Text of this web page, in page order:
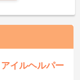
アイルヘルパー